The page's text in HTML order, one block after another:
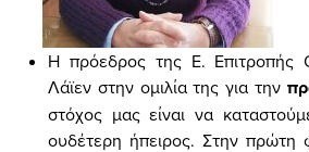
Η πρόεδρος της Ε.
Λάϊεν στην ομιλία της για την
στόχος μας είναι να
ουδέτερη ήπειρος. Στην πρώτη